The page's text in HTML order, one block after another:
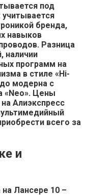
под
бренда,
навыков
Разница
наличии
программ на
в стиле «Hi-
модерна с
«Neo». Цены
Алиэкспресс
всего за
и
Лансере 10 –